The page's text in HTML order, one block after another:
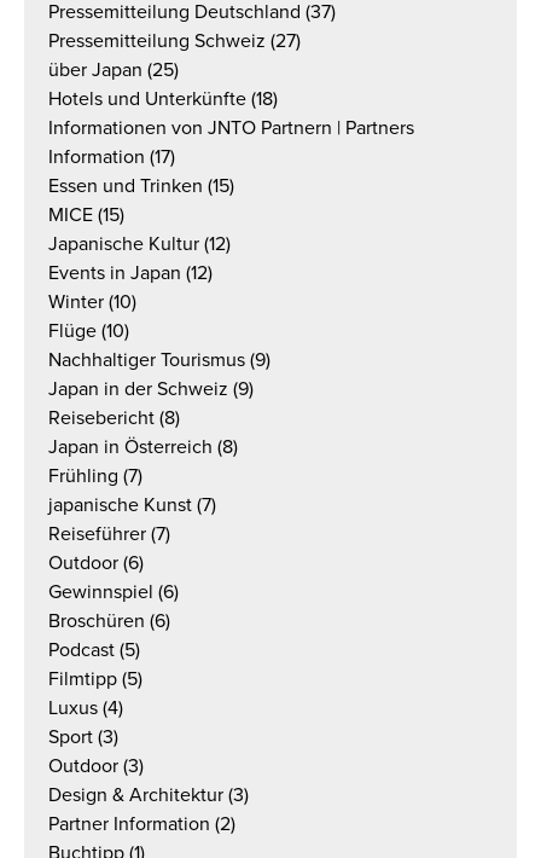
Pressemitteilung Deutschland (37)
Pressemitteilung Schweiz (27)
über Japan (25)
Hotels und Unterkünfte (18)
Informationen von JNTO Partnern | Partners
Information (17)
Essen und Trinken (15)
MICE (15)
Japanische Kultur (12)
Events in Japan (12)
Winter (10)
Flüge (10)
Nachhaltiger Tourismus (9)
Japan in der Schweiz (9)
Reisebericht (8)
Japan in Österreich (8)
Frühling (7)
japanische Kunst (7)
Reiseführer (7)
Outdoor (6)
Gewinnspiel (6)
Broschüren (6)
Podcast (5)
Filmtipp (5)
Luxus (4)
Sport (3)
Outdoor (3)
Design & Architektur (3)
Partner Information (2)